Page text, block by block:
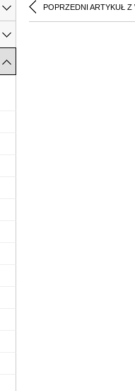
POPRZEDNI ARTYKUŁ Z